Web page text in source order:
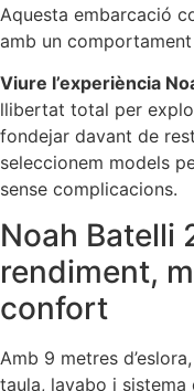
Aquesta embarcació
amb un comportament
Viure l’experiència
llibertat total per
fondejar davant de
seleccionem models
sense complicacions.
Noah Batelli
rendiment,
confort
Amb 9 metres
taula, lavabo i sistema